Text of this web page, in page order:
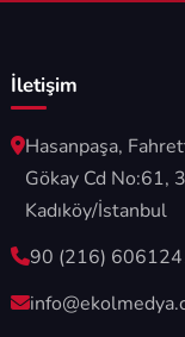
İletişim
Hasanpaşa,
Gökay Cd No:61,
Kadıköy/İstanbul
90 (216)